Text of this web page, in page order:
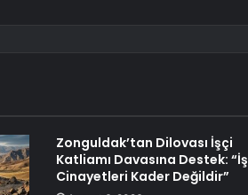
Zonguldak’tan Dilovası İşçi
Katliamı Davasına Destek: “İş
Cinayetleri Kader Değildir”